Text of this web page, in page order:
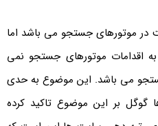
موتورهای جستجو می باشد اما
اقدامات موتورهای جستجو نمی
می باشد. این موضوع به حدی
گوگل بر این موضوع تاکید کرده